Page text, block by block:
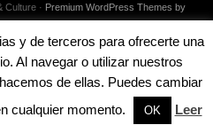
Culture · Premium WordPress Themes by
y de terceros para ofrecerte una
Al navegar o utilizar nuestros
de ellas. Puedes cambiar
cualquier momento.
OK Leer